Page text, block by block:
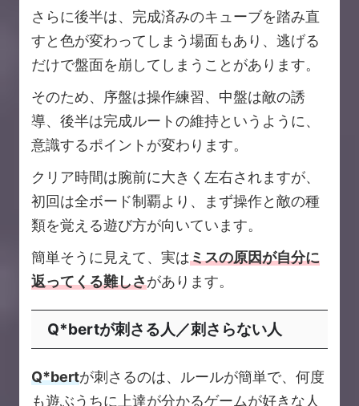
さらに後半は、完成済みのキューブを踏み直
すと色が変わってしまう場面もあり、逃げる
だけで盤面を崩してしまうことがあります。
そのため、序盤は操作練習、中盤は敵の誘
導、後半は完成ルートの維持というように、
意識するポイントが変わります。
クリア時間は腕前に大きく左右されますが、
初回は全ボード制覇より、まず操作と敵の種
類を覚える遊び方が向いています。
簡単そうに見えて、実はミスの原因が自分に
返ってくる難しさがあります。
Q*bertが刺さる人／刺さらない人
Q*bertが刺さるのは、ルールが簡単で、何度
も遊ぶうちに上達が分かるゲームが好きな人